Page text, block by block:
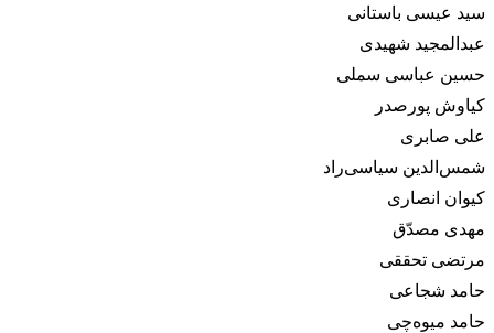
سید عیسی باستانی
عبدالمجید شهیدی
حسین عباسی سملی
کیاوش پورصدر
علی صابری
شمس‌الدین سیاسی‌راد
کیوان انصاری
مهدی مصدّق
مرتضی تحققی
حامد شجاعی
حامد میوه‌چی